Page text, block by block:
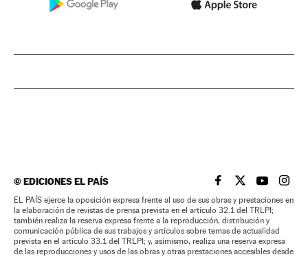
©EDICIONES EL PAÍS EL PAÍS BRASIL EN
EL PAÍSEL PAÍS
EL
EL PAÍS ejerce la oposición expresa frente al uso de sus obras y prestaciones en
la elaboración de revistas de prensa prevista en el artículo 32.1 del TRLPI;
también realiza la reserva expresa frente a la reproducción, distribución y
comunicación pública de sus trabajos y artículos sobre temas de actualidad
prevista en el artículo 33.1 del TRLPI; y, asimismo, realiza una reserva expresa
de las reproducciones y usos de las obras y otras prestaciones accesibles desde